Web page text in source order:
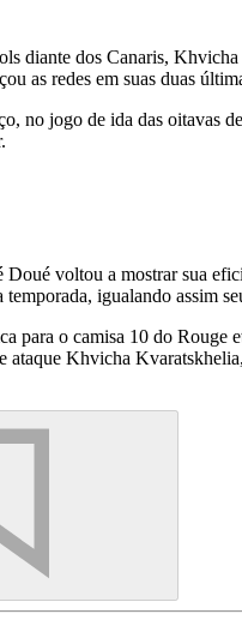
diante dos Canaris,
as redes em suas duas
no jogo de ida das
voltou a mostrar sua
igualando assim
o camisa 10 do
Khvicha